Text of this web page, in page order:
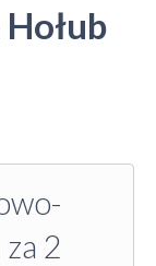
2